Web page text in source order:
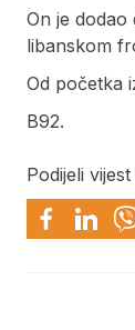
On je dodao
libanskom
Od početka
B92.
Podijeli vijest